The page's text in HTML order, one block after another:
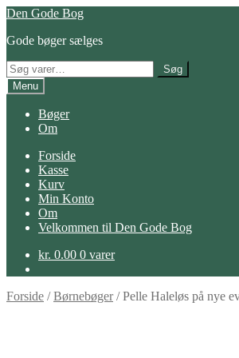
Spring
navigation
Spring
indhold
Den Gode Bog
Gode bøger sælges
Søg
efter:
Søg
Menu
Bøger
Om
Forside
Kasse
Kurv
Min Konto
Om
Velkommen til Den Gode Bog
kr. 0.00 0 varer
Forside /Børnebøger/Pelle Haleløs på nye